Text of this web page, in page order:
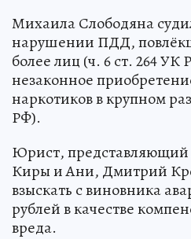
Михаила Слободяна
нарушении ПДД,
более лиц (ч. 6 ст. 264 УК
незаконное
наркотиков в крупном
РФ).
Юрист, представляющий
Киры и Ани, Дмитрий
взыскать с виновника
рублей в качестве
вреда.